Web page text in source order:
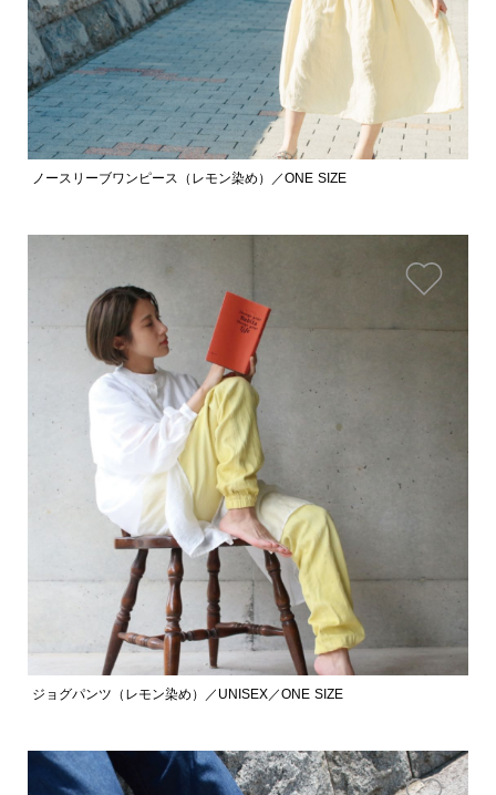
ノースリーブワンピース（レモン染め）／ONE SIZE
ジョグパンツ（レモン染め）／UNISEX／ONE SIZE